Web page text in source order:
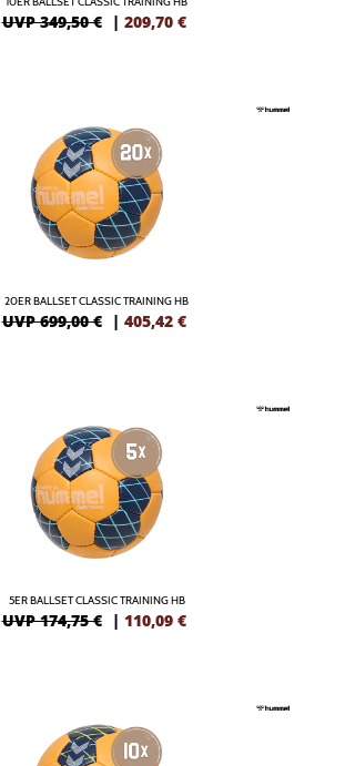
UVP 349,50 € | 209,70 €
20ER BALLSET CLASSIC TRAINING HB
UVP 699,00 € | 405,42 €
5ER BALLSET CLASSIC TRAINING HB
UVP 174,75 € | 110,09 €